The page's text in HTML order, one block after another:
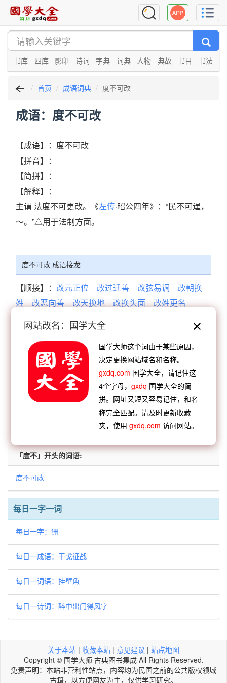
书库 四库 影印 诗词 字典 词典 人物 典故 书目 书法
首页 成语词典 度不可改
成语：度不可改
【成语】：度不可改
【拼音】：
【简拼】：
【解释】：
主谓 法度不可更改。《左传·昭公四年》：“民不可逞，
～。”△用于法制方面。
度不可改 成语接龙
【顺接】： 改元正位 改过迁善 改弦易调
改朝换
姓
改恶向善 改天换地 改换头面
改姓更名
【顺接】： 朝更夕改 死不悔改
知过能改 知错就改 不知悔改
朝过夕改
【逆接】：
大明法度 君家叔度 鸡鸣偷度
正法直
进退中度 廓达大度 梅开二度
年华虚度
【逆接】：
度长絜大 度外之人 度己失期
度关老
度日如岁 度德量力 度量宏大 度德而师
「度不可改」的典故、度不可改成语故事
「度不」开头的词语:
度不可改
每日一字一词
每日一字：㹪
每日一成语：干戈征战
每日一词语：挂壁魚
每日一诗词：醉中出门得风字
关于本站 | 收藏本站 | 意见建议 | 站点地图
Copyright © 国学大师 古典图书集成 All Rights Reserved.
免责声明：本站非营利性站点，内容均为民国之前的公共版权领域
古籍，以方便网友为主，仅供学习研究。
网站改名：国学大全
国学大师这个词由于某些原因，
决定更换网站域名和名称。
gxdq.com 国学大全，请记住这
4个字母，gxdq 国学大全的简
拼。网址又短又容易记住，和名
称完全匹配。请及时更新收藏
夹，使用gxdq.com 访问网站。